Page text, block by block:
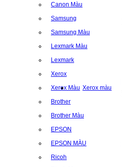
Canon Màu
Samsung
Samsung Màu
Lexmark Màu
Lexmark
Xerox
Xerox Màu Xerox màu
Brother
Brother Màu
EPSON
EPSON MÀU
Ricoh